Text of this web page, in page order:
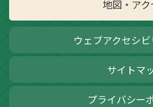
地図・ア
ウェブアクセシ
サイトマ
プライバシー